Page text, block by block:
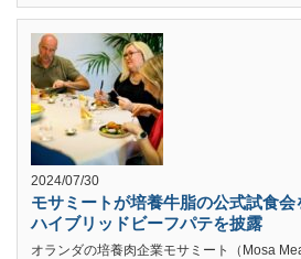
2024/07/30
モサミートが培養牛脂の公式試食会
ハイブリッドビーフパテを披露
オランダの培養肉企業モサミート（Mosa